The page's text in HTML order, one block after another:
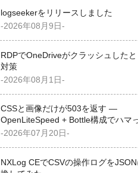
logseekerをリリースしました
-2026年08月9日-
RDPでOneDriveがクラッシュした
対策
-2026年08月1日-
CSSと画像だけが503を返す —
OpenLiteSpeed + Bottle構成でハマ
-2026年07月20日-
NXLog CEでCSVの操作ログを